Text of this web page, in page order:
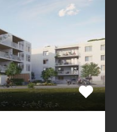
Krakowskiej
Krakowskie
świeci na zielono